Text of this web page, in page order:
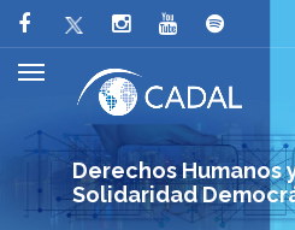
Derechos Humanos
Solidaridad